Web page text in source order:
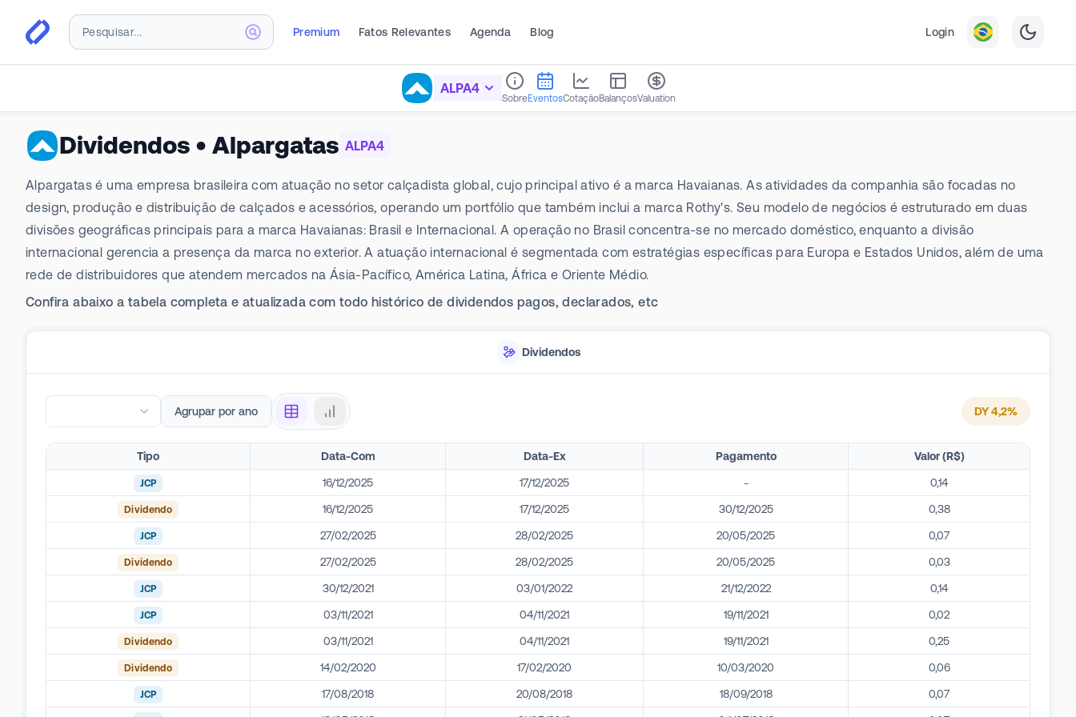
Premium Fatos Relevantes Agenda Blog Login
ALPA4
SobreEventosCotaçãoBalançosValuation
Dividendos • Alpargatas ALPA4
Alpargatas é uma empresa brasileira com atuação no setor calçadista global, cujo principal ativo é a marca Havaianas. As atividades da companhia são focadas no
design, produção e distribuição de calçados e acessórios, operando um portfólio que também inclui a marca Rothy's. Seu modelo de negócios é estruturado em duas
divisões geográficas principais para a marca Havaianas: Brasil e Internacional. A operação no Brasil concentra-se no mercado doméstico, enquanto a divisão
internacional gerencia a presença da marca no exterior. A atuação internacional é segmentada com estratégias específicas para Europa e Estados Unidos, além de uma
rede de distribuidores que atendem mercados na Ásia-Pacífico, América Latina, África e Oriente Médio.
Confira abaixo a tabela completa e atualizada com todo histórico de dividendos pagos, declarados, etc
Dividendos
Agrupar por ano DY4,2%
Tipo Data-Com Data-Ex Pagamento Valor (R$)
JCP 16/12/2025 17/12/2025 - 0,14
Dividendo 16/12/2025 17/12/2025 30/12/2025 0,38
JCP 27/02/2025 28/02/2025 20/05/2025 0,07
Dividendo 27/02/2025 28/02/2025 20/05/2025 0,03
JCP 30/12/2021 03/01/2022 21/12/2022 0,14
JCP 03/11/2021 04/11/2021 19/11/2021 0,02
Dividendo 03/11/2021 04/11/2021 19/11/2021 0,25
Dividendo 14/02/2020 17/02/2020 10/03/2020 0,06
JCP 17/08/2018 20/08/2018 18/09/2018 0,07